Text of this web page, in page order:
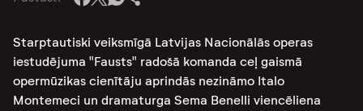
Starptautiski veiksmīgā Latvijas Nacionālās operas
iestudējuma "Fausts" radošā komanda ceļ gaismā
opermūzikas cienītāju aprindās nezināmo Italo
Montemeci un dramaturga Sema Benelli viencēliena